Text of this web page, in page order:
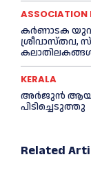
ASSOCIATION
കര്‍ണാടക
ശ്രീവാസ്തവ,
KERALA
അര്‍ജുൻ
പിടിച്ചെടുത്തു
Related